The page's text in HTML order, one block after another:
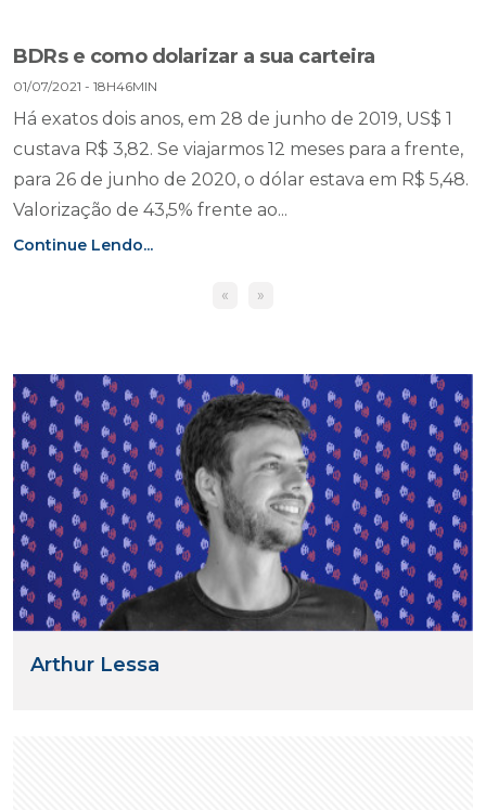
BDRs e como dolarizar a sua carteira
01/07/2021 - 18H46MIN
Há exatos dois anos, em 28 de junho de 2019, US$ 1
custava R$ 3,82. Se viajarmos 12 meses para a frente,
para 26 de junho de 2020, o dólar estava em R$ 5,48.
Valorização de 43,5% frente ao...
Continue Lendo...
« »
Arthur Lessa